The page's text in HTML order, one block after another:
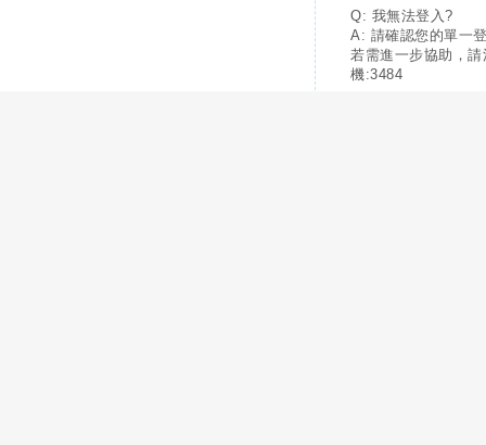
Q: 我無法登入?
A: 請確認您的單一
若需進一步協助，
機:3484